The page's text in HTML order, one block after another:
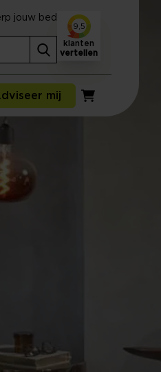
mij
Winkelwagen
jouw bed
9,5
klanten
vertellen